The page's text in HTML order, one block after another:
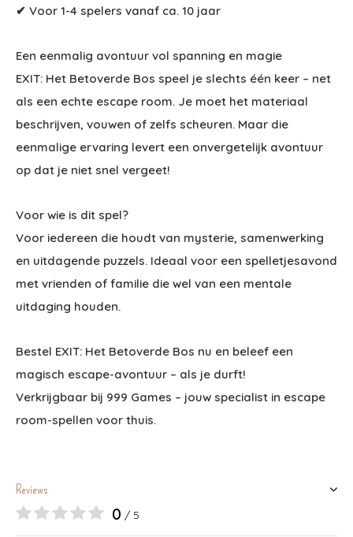
✔ Voor 1-4 spelers vanaf ca. 10 jaar
Een eenmalig avontuur vol spanning en magie
EXIT: Het Betoverde Bos speel je slechts één keer – net
als een echte escape room. Je moet het materiaal
beschrijven, vouwen of zelfs scheuren. Maar die
eenmalige ervaring levert een onvergetelijk avontuur
op dat je niet snel vergeet!
Voor wie is dit spel?
Voor iedereen die houdt van mysterie, samenwerking
en uitdagende puzzels. Ideaal voor een spelletjesavond
met vrienden of familie die wel van een mentale
uitdaging houden.
Bestel EXIT: Het Betoverde Bos nu en beleef een
magisch escape-avontuur – als je durft!
Verkrijgbaar bij 999 Games – jouw specialist in escape
room-spellen voor thuis.
Reviews
0 / 5